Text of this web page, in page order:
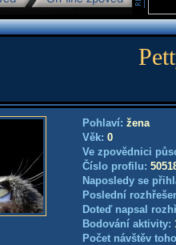
Pohlaví: žena
Věk: 0
Ve zpovědnici
Číslo profilu:
Naposledy se
Poslední
Doteď napsal
Bodování aktivity:
Počet návštěv